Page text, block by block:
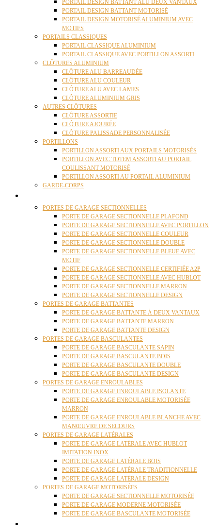
PORTAIL DESIGN BATTANT ALU DEUX VANTAUX
PORTAIL DESIGN BATTANT MOTORISÉ
PORTAIL DESIGN MOTORISÉ ALUMINIUM AVEC
MOTIFS
PORTAILS CLASSIQUES
PORTAIL CLASSIQUE ALUMINIUM
PORTAIL CLASSIQUE AVEC PORTILLON ASSORTI
CLÔTURES ALUMINIUM
CLÔTURE ALU BARREAUDÉE
CLÔTURE ALU COULEUR
CLÔTURE ALU AVEC LAMES
CLÔTURE ALUMINIUM GRIS
AUTRES CLÔTURES
CLÔTURE ASSORTIE
CLÔTURE AJOURÉE
CLÔTURE PALISSADE PERSONNALISÉE
PORTILLONS
PORTILLON ASSORTI AUX PORTAILS MOTORISÉS
PORTILLON AVEC TOTEM ASSORTI AU PORTAIL
COULISSANT MOTORISÉ
PORTILLON ASSORTI AU PORTAIL ALUMINIUM
GARDE-CORPS
PORTES DE GARAGE SECTIONNELLES
PORTE DE GARAGE SECTIONNELLE PLAFOND
PORTE DE GARAGE SECTIONNELLE AVEC PORTILLON
PORTE DE GARAGE SECTIONNELLE COULEUR
PORTE DE GARAGE SECTIONNELLE DOUBLE
PORTE DE GARAGE SECTIONNELLE BLEUE AVEC
MOTIF
PORTE DE GARAGE SECTIONNELLE CERTIFIÉE A2P
PORTE DE GARAGE SECTIONNELLE AVEC HUBLOT
PORTE DE GARAGE SECTIONNELLE MARRON
PORTE DE GARAGE SECTIONNELLE DESIGN
PORTES DE GARAGE BATTANTES
PORTE DE GARAGE BATTANTE À DEUX VANTAUX
PORTE DE GARAGE BATTANTE MARRON
PORTE DE GARAGE BATTANTE DESIGN
PORTES DE GARAGE BASCULANTES
PORTE DE GARAGE BASCULANTE SAPIN
PORTE DE GARAGE BASCULANTE BOIS
PORTE DE GARAGE BASCULANTE DOUBLE
PORTE DE GARAGE BASCULANTE DESIGN
PORTES DE GARAGE ENROULABLES
PORTE DE GARAGE ENROULABLE ISOLANTE
PORTE DE GARAGE ENROULABLE MOTORISÉE
MARRON
PORTE DE GARAGE ENROULABLE BLANCHE AVEC
MANŒUVRE DE SECOURS
PORTES DE GARAGE LATÉRALES
PORTE DE GARAGE LATÉRALE AVEC HUBLOT
IMITATION INOX
PORTE DE GARAGE LATÉRALE BOIS
PORTE DE GARAGE LATÉRALE TRADITIONNELLE
PORTE DE GARAGE LATÉRALE DESIGN
PORTES DE GARAGE MOTORISÉES
PORTE DE GARAGE SECTIONNELLE MOTORISÉE
PORTE DE GARAGE MODERNE MOTORISÉE
PORTE DE GARAGE BASCULANTE MOTORISÉE